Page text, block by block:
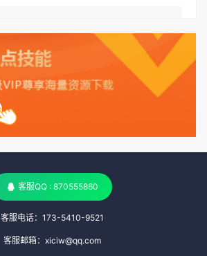
客服QQ : 870555860
客服电话：173-5410-9521
客服邮箱：xiciw@qq.com